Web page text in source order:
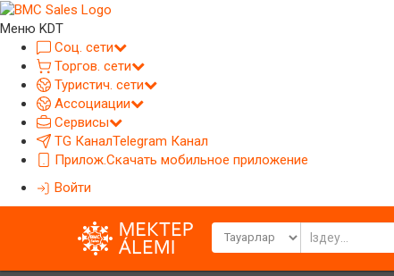
Меню KDT
Соц. сети
Торгов. сети
Туристич. сети
Ассоциации
Сервисы
TG КаналTelegram Канал
Прилож.Скачать мобильное приложение
Войти